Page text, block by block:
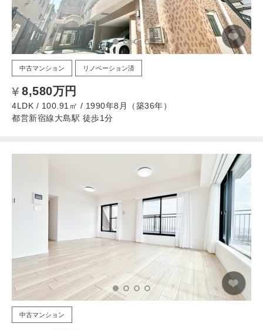
中古マンション リノベーション済
8,580万円
4LDK / 100.91㎡ / 1990年8月（築36年）
都営新宿線大島駅 徒歩1分
中古マンション